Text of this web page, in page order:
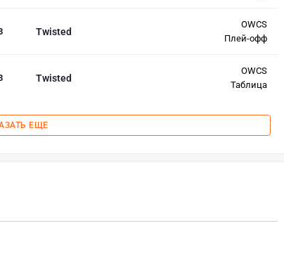
Twisted
OWCS
Плей-офф
Twisted
OWCS
Таблица
ЕЩЕ